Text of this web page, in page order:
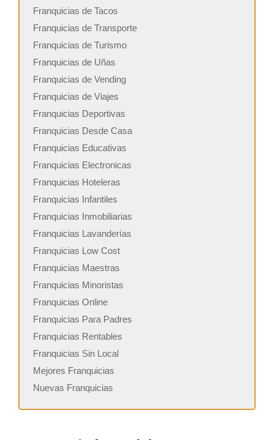
Franquicias de Tacos
Franquicias de Transporte
Franquicias de Turismo
Franquicias de Uñas
Franquicias de Vending
Franquicias de Viajes
Franquicias Deportivas
Franquicias Desde Casa
Franquicias Educativas
Franquicias Electronicas
Franquicias Hoteleras
Franquicias Infantiles
Franquicias Inmobiliarias
Franquicias Lavanderías
Franquicias Low Cost
Franquicias Maestras
Franquicias Minoristas
Franquicias Online
Franquicias Para Padres
Franquicias Rentables
Franquicias Sin Local
Mejores Franquicias
Nuevas Franquicias